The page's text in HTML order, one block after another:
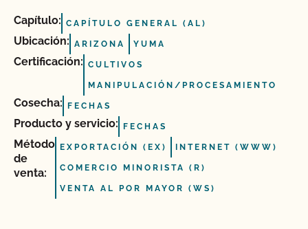
Capítulo: CAPÍTULO GENERAL (AL)
Ubicación: ARIZONA YUMA
Certificación: CULTIVOS
MANIPULACIÓN/PROCESAMIENTO
Cosecha: FECHAS
Producto y servicio: FECHAS
Método
de
venta:
EXPORTACIÓN (EX) INTERNET (WWW)
COMERCIO MINORISTA (R)
VENTA AL POR MAYOR (WS)